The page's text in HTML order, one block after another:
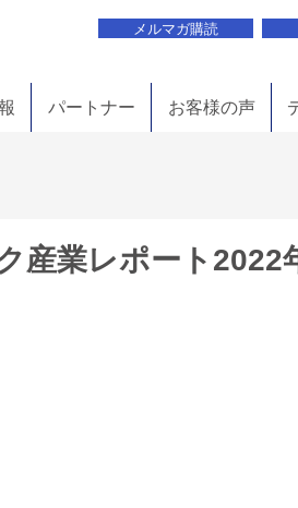
メルマガ購読
パートナー お客様の声
産業レポート2022